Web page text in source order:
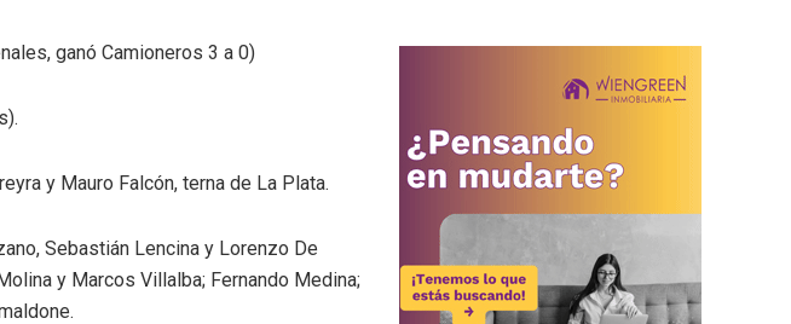
ganó Camioneros 3 a 0)
y Mauro Falcón, terna de La Plata.
Sebastián Lencina y Lorenzo De
y Marcos Villalba; Fernando Medina;